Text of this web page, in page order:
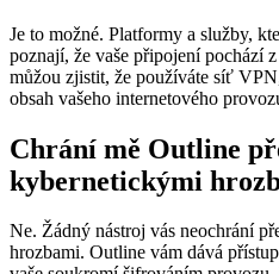
Je to možné. Platformy a služby,
poznají, že vaše připojení pochází
můžou zjistit, že používáte síť
obsah vašeho internetového
Chrání mě Outline
kybernetickými
Ne. Žádný nástroj vás neochrání
hrozbami. Outline vám dává